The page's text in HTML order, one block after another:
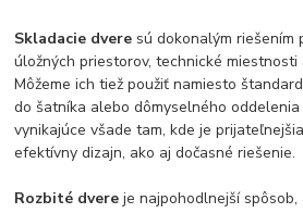
Skladacie dvere sú dokonalým riešením
úložných priestorov, technické miestnosti
Môžeme ich tiež použiť namiesto
do šatníka alebo dômyselného
vynikajúce všade tam, kde je
efektívny dizajn, ako aj dočasné riešenie.
Rozbité dvereje najpohodlnejší